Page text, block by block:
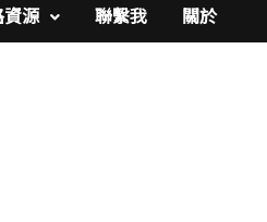
源 聯繫我 關於